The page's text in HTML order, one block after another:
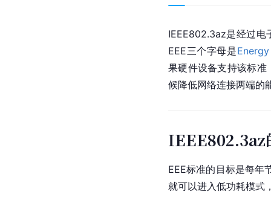
IEEE802.3az是经过电
EEE三个字母是Energy
果硬件设备支持该标准
候降低网络连接两端的
IEEE802.3az
EEE标准的目标是每年
就可以进入低功耗模式